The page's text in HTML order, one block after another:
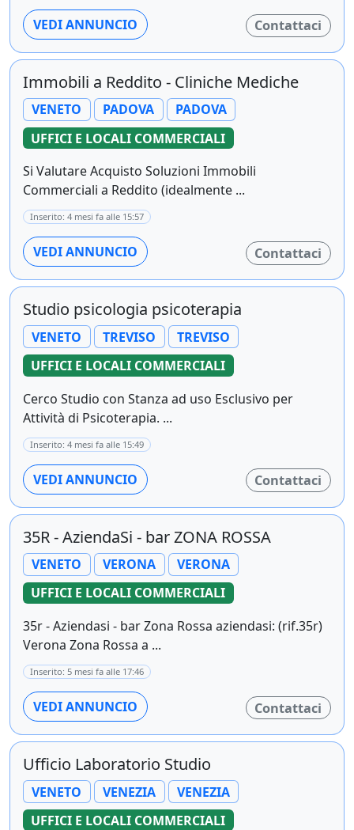
VEDI ANNUNCIO Contattaci
Immobili a Reddito - Cliniche Mediche
VENETO PADOVA
PADOVA
UFFICI E LOCALI COMMERCIALI
Si Valutare Acquisto Soluzioni Immobili
Commerciali a Reddito (idealmente ...
Inserito: 4 mesi fa alle 15:57
VEDI ANNUNCIO Contattaci
Studio psicologia psicoterapia
VENETO TREVISO
TREVISO
UFFICI E LOCALI COMMERCIALI
Cerco Studio con Stanza ad uso Esclusivo per
Attività di Psicoterapia. ...
Inserito: 4 mesi fa alle 15:49
VEDI ANNUNCIO Contattaci
35R - AziendaSi - bar ZONA ROSSA
VENETO VERONA
VERONA
UFFICI E LOCALI COMMERCIALI
35r - Aziendasi - bar Zona Rossa aziendasi: (rif.35r)
Verona Zona Rossa a ...
Inserito: 5 mesi fa alle 17:46
VEDI ANNUNCIO Contattaci
Ufficio Laboratorio Studio
VENETO VENEZIA
VENEZIA
UFFICI E LOCALI COMMERCIALI